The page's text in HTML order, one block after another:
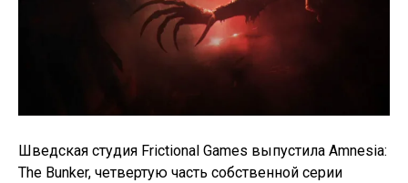
Шведская студия Frictional Games выпустила Amnesia:
The Bunker, четвертую часть собственной серии